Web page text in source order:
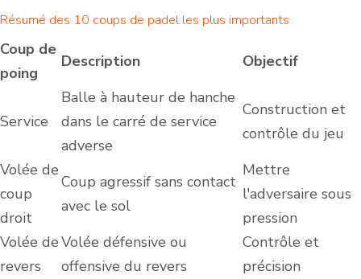
Résumé des 10 coups de padel les plus importants
Coup de
poing
Description Objectif
Service
Balle à hauteur de hanche
dans le carré de service
adverse
Construction et
contrôle du jeu
Volée de
coup
droit
Coup agressif sans contact
avec le sol
Mettre
l'adversaire sous
pression
Volée de
revers
Volée défensive ou
offensive du revers
Contrôle et
précision